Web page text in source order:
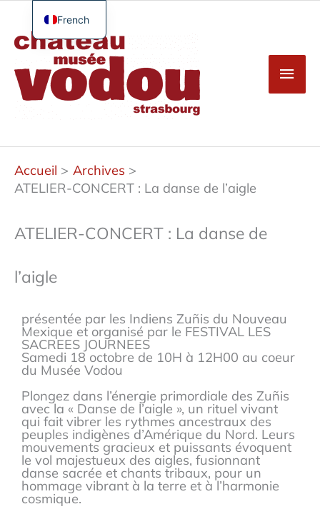
Aller
contenu
Accueil
Archives
ATELIER-CONCERT : La danse de l’aigle
ATELIER-CONCERT : La danse de
l’aigle
présentée par les Indiens Zuñis du Nouveau
Mexique et organisé par le FESTIVAL LES
SACREES JOURNEES
Samedi 18 octobre de 10H à 12H00 au coeur
du Musée Vodou
Plongez dans l’énergie primordiale des Zuñis
avec la « Danse de l’aigle », un rituel vivant
qui fait vibrer les rythmes ancestraux des
peuples indigènes d’Amérique du Nord. Leurs
mouvements gracieux et puissants évoquent
le vol majestueux des aigles, fusionnant
danse sacrée et chants tribaux, pour un
hommage vibrant à la terre et à l’harmonie
cosmique.
French
English
German
Spanish